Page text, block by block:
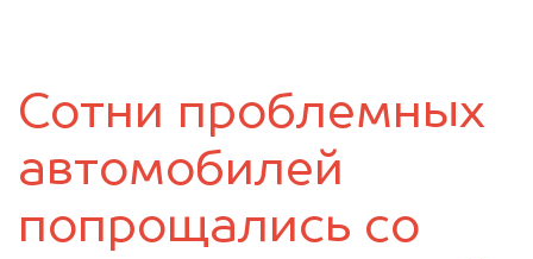
Кукмор
Лаишево
Мамадыш
Менделеевск
Мензелинск
Муслюмово
Набережные Челны
Нижнекамск
Новошешминск
Сотни проблемных
автомобилей
попрощались со